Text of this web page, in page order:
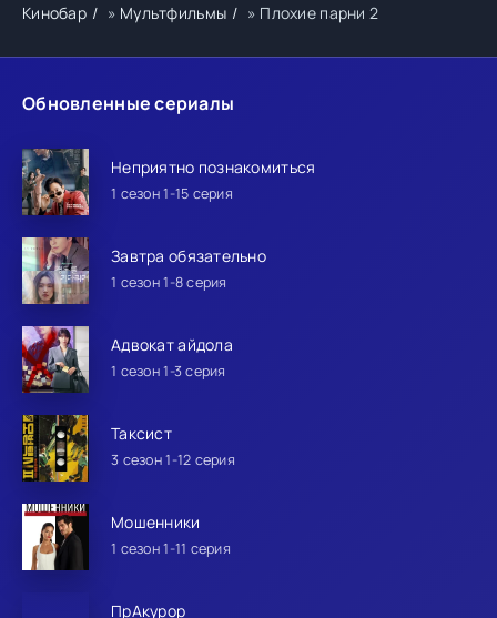
Обновленные сериалы
Неприятно познакомиться
1 сезон 1-15 серия
Завтра обязательно
1 сезон 1-8 серия
Адвокат айдола
1 сезон 1-3 серия
Таксист
3 сезон 1-12 серия
Мошенники
1 сезон 1-11 серия
ПрАкурор
Кинобар » Мультфильмы » Плохие парни 2